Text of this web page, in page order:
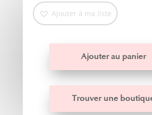
Ajouter à ma liste
Ajouter au panier
Trouver une